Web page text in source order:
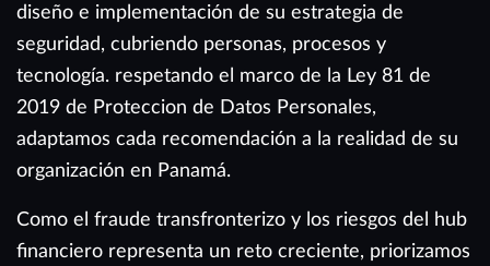
diseño e implementación de su estrategia de
seguridad, cubriendo personas, procesos y
tecnología. respetando el marco de la Ley 81 de
2019 de Proteccion de Datos Personales,
adaptamos cada recomendación a la realidad de su
organización en Panamá.
Como el fraude transfronterizo y los riesgos del hub
financiero representa un reto creciente, priorizamos